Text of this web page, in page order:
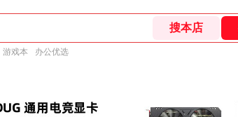
游戏本 办公优选